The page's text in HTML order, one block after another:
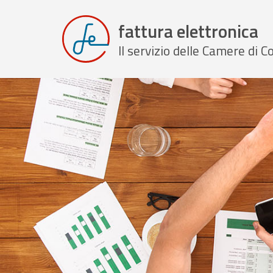
fattura elettronica
Il servizio delle Camere di